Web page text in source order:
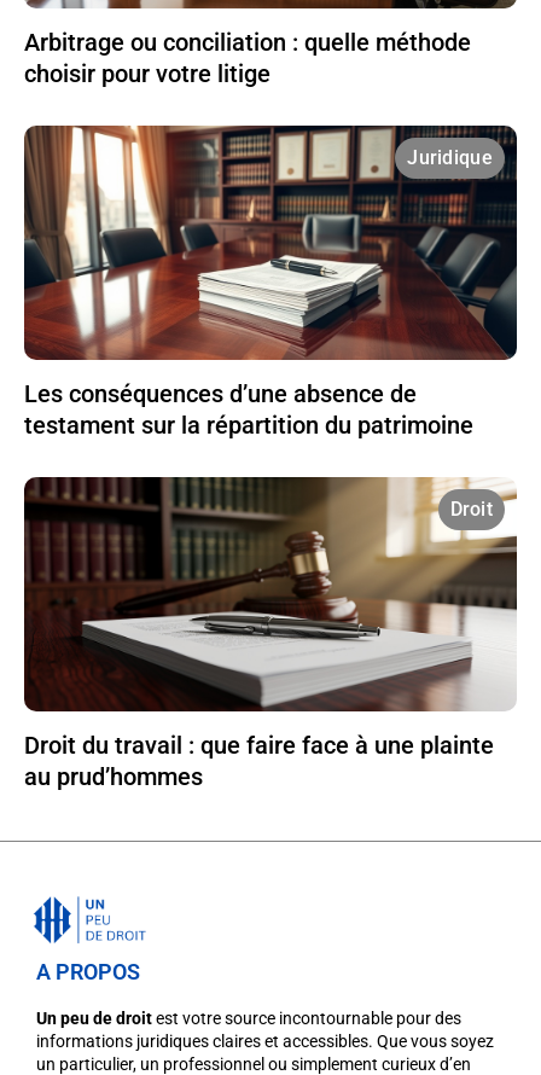
Arbitrage ou conciliation : quelle méthode
choisir pour votre litige
Juridique
Les conséquences d’une absence de
testament sur la répartition du patrimoine
Droit
Droit du travail : que faire face à une plainte
au prud’hommes
A PROPOS
Un peu de droitest votre source incontournable pour des
informations juridiques claires et accessibles. Que vous soyez
un particulier, un professionnel ou simplement curieux d’en